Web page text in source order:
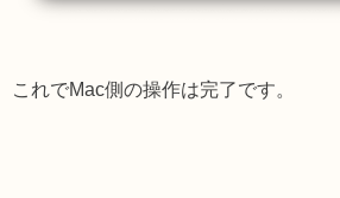
これでMac側の操作は完了です。